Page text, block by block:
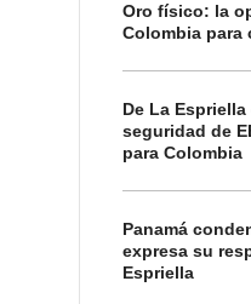
Oro físico: la
Colombia para
De La
seguridad de
para Colombia
Panamá
expresa su
Espriella